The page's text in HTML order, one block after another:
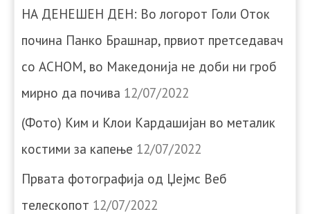
НА ДЕНЕШЕН ДЕН: Во логорот Голи Оток
почина Панко Брашнар, првиот претседавач
со АСНОМ, во Македонија не доби ни гроб
мирно да почива 12/07/2022
(Фото) Ким и Клои Кардашијан во металик
костими за капење 12/07/2022
Првата фотографија од Џејмс Веб
телескопот 12/07/2022